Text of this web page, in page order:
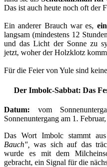
Das ist auch heute noch oft der
Ein anderer Brauch war es,
langsam (mindestens 12
und das Licht der Sonne zu
jetzt, woher der Holzklotz
Für die Feier von Yule sind
Der Imbolc-Sabbat: Das
Datum: vom
Sonnenuntergang am 1.
Das Wort Imbolc stammt
Bauch",
was sich auf das
wurde es mit dem
gebracht, ein Signal für die